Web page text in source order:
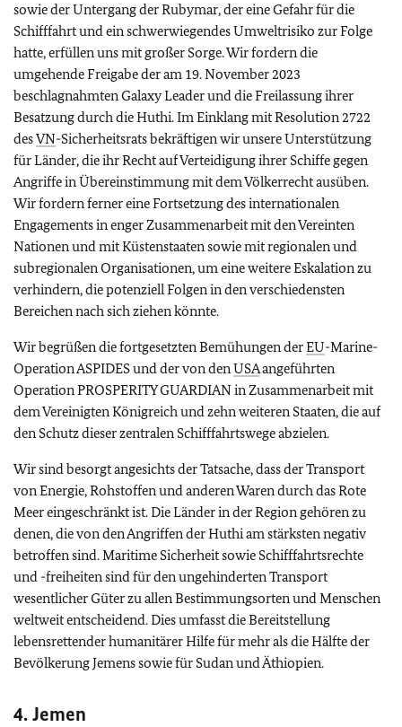
sowie der Untergang der Rubymar, der eine Gefahr für die
Schifffahrt und ein schwerwiegendes Umweltrisiko zur Folge
hatte, erfüllen uns mit großer Sorge. Wir fordern die
umgehende Freigabe der am 19. November 2023
beschlagnahmten Galaxy Leader und die Freilassung ihrer
Besatzung durch die Huthi. Im Einklang mit Resolution 2722
desVN-Sicherheitsrats bekräftigen wir unsere Unterstützung
für Länder, die ihr Recht auf Verteidigung ihrer Schiffe gegen
Angriffe in Übereinstimmung mit dem Völkerrecht ausüben.
Wir fordern ferner eine Fortsetzung des internationalen
Engagements in enger Zusammenarbeit mit den Vereinten
Nationen und mit Küstenstaaten sowie mit regionalen und
subregionalen Organisationen, um eine weitere Eskalation zu
verhindern, die potenziell Folgen in den verschiedensten
Bereichen nach sich ziehen könnte.
Wir begrüßen die fortgesetzten Bemühungen derEU-Marine-
Operation ASPIDES und der von denUSAangeführten
Operation PROSPERITY GUARDIAN in Zusammenarbeit mit
dem Vereinigten Königreich und zehn weiteren Staaten, die auf
den Schutz dieser zentralen Schifffahrtswege abzielen.
Wir sind besorgt angesichts der Tatsache, dass der Transport
von Energie, Rohstoffen und anderen Waren durch das Rote
Meer eingeschränkt ist. Die Länder in der Region gehören zu
denen, die von den Angriffen der Huthi am stärksten negativ
betroffen sind. Maritime Sicherheit sowie Schifffahrtsrechte
und -freiheiten sind für den ungehinderten Transport
wesentlicher Güter zu allen Bestimmungsorten und Menschen
weltweit entscheidend. Dies umfasst die Bereitstellung
lebensrettender humanitärer Hilfe für mehr als die Hälfte der
Bevölkerung Jemens sowie für Sudan und Äthiopien.
4. Jemen